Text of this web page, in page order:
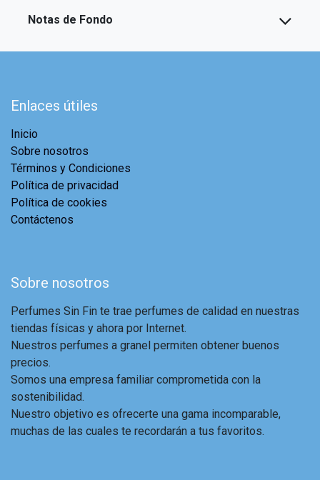
Notas de Fondo
Enlaces útiles
Inicio
Sobre nosotros
Términos y Condiciones
Política de privacidad
Política de cookies
Contáctenos
Sobre nosotros
Perfumes Sin Fin te trae perfumes de calidad en nuestras
tiendas físicas y ahora por Internet.
Nuestros perfumes a granel permiten obtener buenos
precios.
Somos una empresa familiar comprometida con la
sostenibilidad.
Nuestro objetivo es ofrecerte una gama incomparable,
muchas de las cuales te recordarán a tus favoritos.